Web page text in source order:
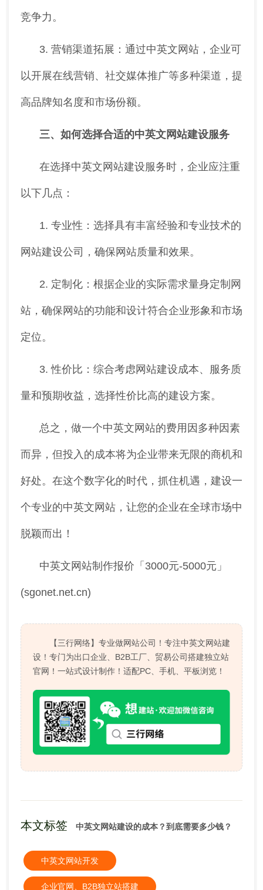
竞争力。
3. 营销渠道拓展：通过中英文网站，企业可
以开展在线营销、社交媒体推广等多种渠道，提
高品牌知名度和市场份额。
三、如何选择合适的中英文网站建设服务
在选择中英文网站建设服务时，企业应注重
以下几点：
1. 专业性：选择具有丰富经验和专业技术的
网站建设公司，确保网站质量和效果。
2. 定制化：根据企业的实际需求量身定制网
站，确保网站的功能和设计符合企业形象和市场
定位。
3. 性价比：综合考虑网站建设成本、服务质
量和预期收益，选择性价比高的建设方案。
总之，做一个中英文网站的费用因多种因素
而异，但投入的成本将为企业带来无限的商机和
好处。在这个数字化的时代，抓住机遇，建设一
个专业的中英文网站，让您的企业在全球市场中
脱颖而出！
中英文网站制作报价「3000元-5000元」
(sgonet.net.cn)
【三行网络】专业做网站公司！专注中英文网站建
设！专门为出口企业、B2B工厂、贸易公司搭建独立站
官网！一站式设计制作！适配PC、手机、平板浏览！
本文标签 中英文网站建设的成本？到底需要多少钱？
中英文网站开发
企业官网、B2B独立站搭建